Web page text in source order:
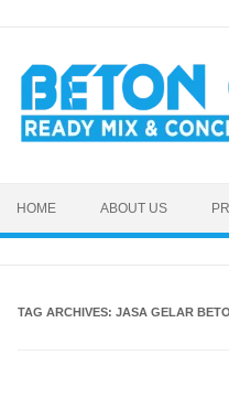
content
HOME ABOUT US
TAG ARCHIVES: JASA GELAR